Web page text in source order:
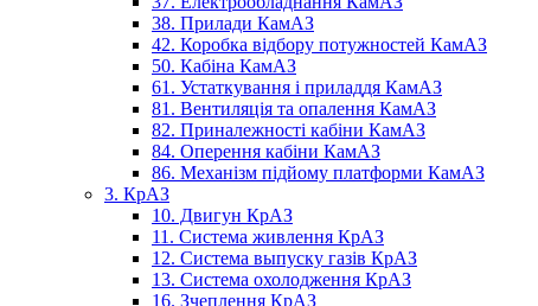
38. Прилади КамАЗ
42. Коробка відбору потужностей КамАЗ
50. Кабіна КамАЗ
61. Устаткування і приладдя КамАЗ
81. Вентиляція та опалення КамАЗ
82. Приналежності кабіни КамАЗ
84. Оперення кабіни КамАЗ
86. Механізм підйому платформи КамАЗ
3. КрАЗ
10. Двигун КрАЗ
11. Система живлення КрАЗ
12. Система выпуску газів КрАЗ
13. Система охолодження КрАЗ
16. Зчеплення КрАЗ